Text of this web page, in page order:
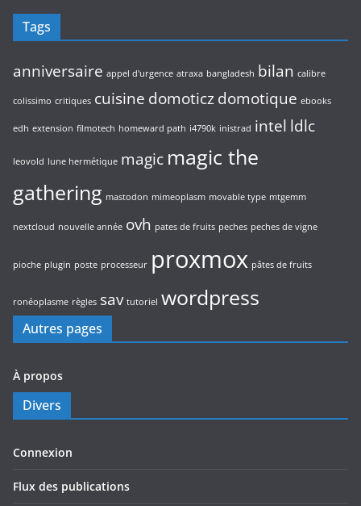
Tags
anniversaire appel d'urgence atraxa bangladesh bilan calibre
colissimo critiques cuisine domoticzdomotique ebooks
edh extension filmotech homeward path i4790k inistrad intel ldlc
leovold lune hermétique magic magic the
gathering mastodon mimeoplasm movable type mtgemm
nextcloud nouvelle année ovh pates de fruits peches peches de vigne
pioche plugin poste processeur proxmox pâtes de fruits
ronéoplasme règles sav tutoriel wordpress
Autres pages
À propos
Divers
Connexion
Flux des publications